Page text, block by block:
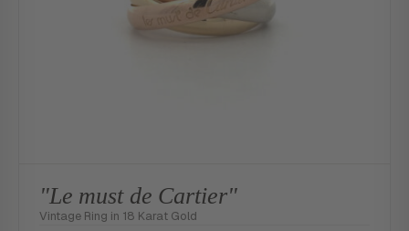
"Le must de Cartier"
Vintage Ring in 18 Karat Gold